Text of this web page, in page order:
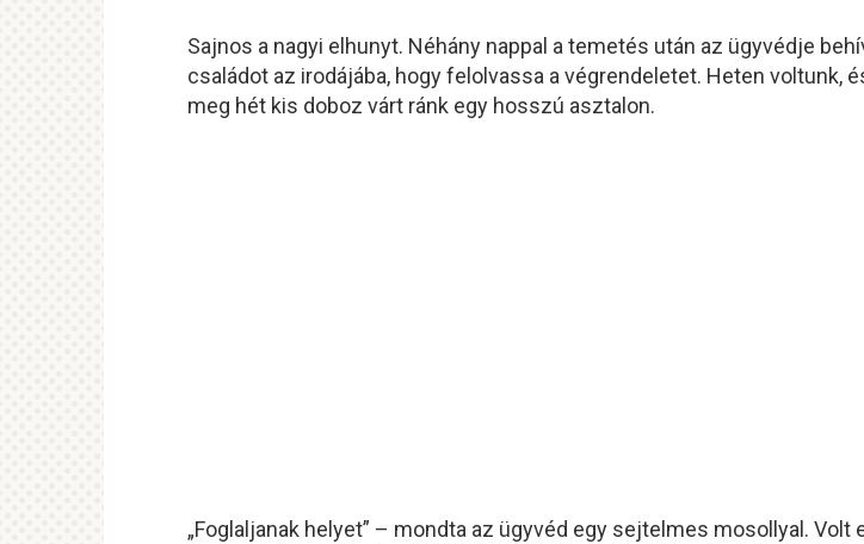
Sajnos a nagyi elhunyt. Néhány nappal a temetés után az ügyvédje
családot az irodájába, hogy felolvassa a végrendeletet. Heten voltunk,
meg hét kis doboz várt ránk egy hosszú asztalon.
„Foglaljanak helyet” – mondta az ügyvéd egy sejtelmes mosollyal. Volt